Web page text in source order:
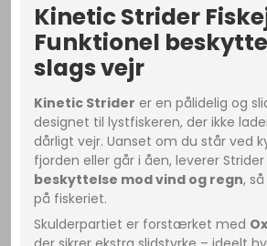
Kinetic Strider
Funktionel
slags vejr
Kinetic Strider er en pålidelig og
designet til lystfiskeren, der ikke
dårligt vejr. Uanset om du står ved
fjorden eller går i åen, leverer
beskyttelse mod vind og regn,
på fiskeriet.
Skulderpartiet er forstærket med